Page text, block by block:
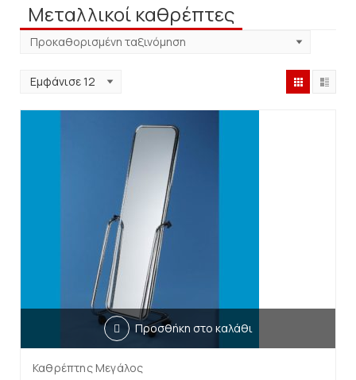
Μεταλλικοί καθρέπτες
Προσθήκη στο καλάθι
Καθρέπτης Μεγάλος